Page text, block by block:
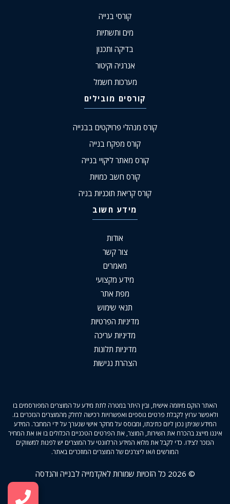
קורסי בנייה
מים ותשתיות
בדיקה ותכנון
אנרגיה וקיטור
מערכות חשמל
קורסים מובילים
קורס מנהלי פרויקטים בבנייה
קורס מפקח בנייה
קורס מאתר ליקויי בנייה
קורס חשב כמויות
קורס קריאת תוכניות בניה
מידע חשוב
אודות
צור קשר
מאמרים
מידע מקצועי
מפת אתר
תנאי שימוש
מדיניות הפרטיות
מדיניות עריכה
מדיניות תלונות
הצהרת נגישות
האתר הוקם מיוזמה אישית, ובין היתר במטרה לתת מידע על המוצרים המפורסמים בו
ולאפשר ערוץ לקבלת פרטים נוספים ואפשרויות רכישה לחלק מהמוצרים הנזכרים בו.
המידע שניתן נכון ליום כתיבתו, ומבוסס על מחקר אישי שנערך על ידי המחבר. המידע
איננו מייצג בהכרח את השירות, המוצר, את הפרטים הטכניים הכלולים בו או את המחיר
הנזכר לצידו. כדי לקבל את מלוא המידע הרלוונטי על המוצרים יש לפנות למשווקים
המורשים ו/או ליצרנים של המוצרים המוזכרים באתר.
© 2026 כל הזכויות שמורות לאקדמייה לבנייה והנדסה